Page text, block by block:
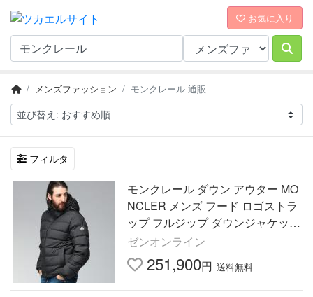
お気に入り
メンズファッション モンクレール 通販
フィルタ
モンクレール ダウン アウター MO
NCLER メンズ フード ロゴストラ
ップ フルジップ ダウンジャケット
MCLAVERAET5
ゼンオンライン
251,900円 送料無料